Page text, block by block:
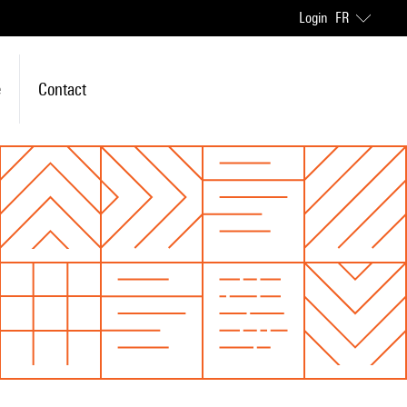
Login FR
Contact